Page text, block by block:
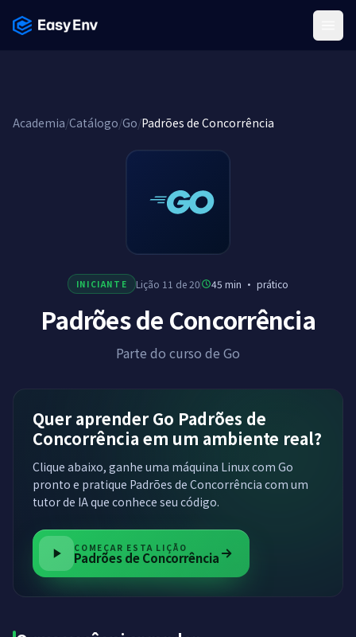
Academia/Catálogo/Go/Padrões de Concorrência
INICIANTE Lição 11 de 20 45 min ·prático
Padrões de Concorrência
Parte do curso de Go
Quer aprender Go Padrões de
Concorrência em um ambiente real?
Clique abaixo, ganhe uma máquina Linux com Go
pronto e pratique Padrões de Concorrência com um
tutor de IA que conhece seu código.
COMEÇAR ESTA LIÇÃO
Padrões de Concorrência